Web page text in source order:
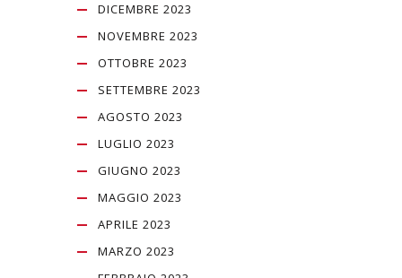
DICEMBRE 2023
NOVEMBRE 2023
OTTOBRE 2023
SETTEMBRE 2023
AGOSTO 2023
LUGLIO 2023
GIUGNO 2023
MAGGIO 2023
APRILE 2023
MARZO 2023